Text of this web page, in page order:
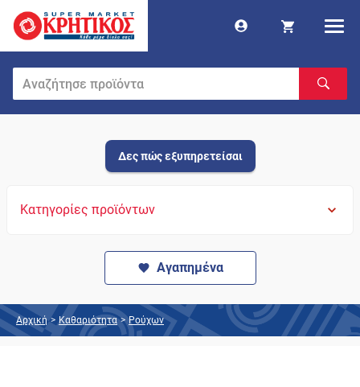
Δες πώς εξυπηρετείσαι
Κατηγορίες προϊόντων
Αγαπημένα
Αρχική > Καθαριότητα > Ρούχων